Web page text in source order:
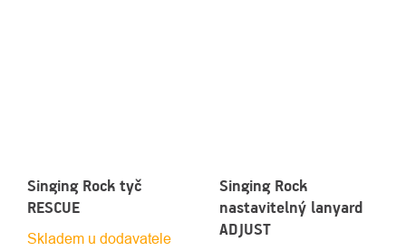
Singing Rock tyč
RESCUE
Skladem u dodavatele
Singing Rock
nastavitelný lanyard
ADJUST